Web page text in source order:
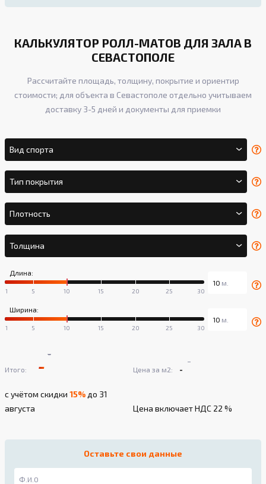
КАЛЬКУЛЯТОР РОЛЛ-МАТОВ ДЛЯ ЗАЛА В
СЕВАСТОПОЛЕ
Рассчитайте площадь, толщину, покрытие и ориентир
стоимости; для объекта в Севастополе отдельно учитываем
доставку 3-5 дней и документы для приемки
Вид спорта
Тип покрытия
Плотность
Толщина
Длина:
Ширина:
Итого: -
-
с учётом скидки 15% до 31
августа
Цена за м2: -
-
Цена включает НДС 22 %
Оставьте свои данные